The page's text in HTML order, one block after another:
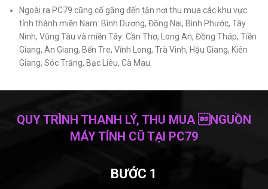
Ngoài ra PC79 cũng cố gắng đến tận nơi thu mua các khu vực
tỉnh thành miền Nam: Bình Dương, Đồng Nai, Bình Phước, Tây
Ninh, Vũng Tàu và miền Tây: Cần Thơ, Long An, Đồng Tháp, Tiền
Giang, An Giang, Bến Tre, Vĩnh Long, Trà Vinh, Hậu Giang, Kiên
Giang, Sóc Trăng, Bạc Liêu, Cà Mau.
QUY TRÌNH THANH LÝ, THU MUA NGUỒN
MÁY TÍNH CŨ TẠI PC79
BƯỚC 1